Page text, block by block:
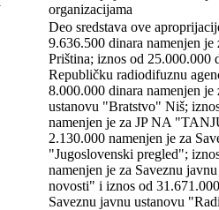
organizacijama
Deo sredstava ove
9.636.500 dinara namenjen
Priština; iznos od 25.000.000
Republičku radiodifuznu
8.000.000 dinara namenjen
ustanovu "Bratstvo" Niš;
namenjen je za JP NA
2.130.000 namenjen je za
"Jugoslovenski pregled";
namenjen je za Saveznu
novosti" i iznos od
Saveznu javnu ustanovu